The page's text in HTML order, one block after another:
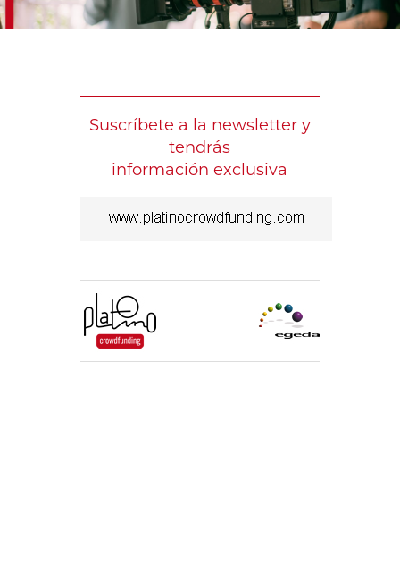
Suscríbete a la newsletter y
tendrás
información exclusiva